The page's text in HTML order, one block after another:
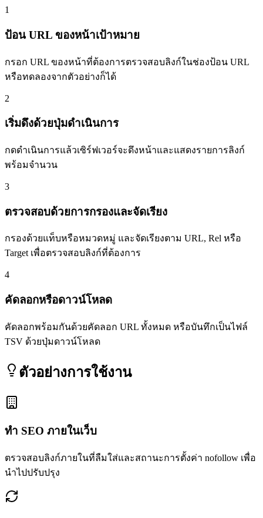
1
ป้อน URL ของหน้าเป้าหมาย
กรอก URL ของหน้าที่ต้องการตรวจสอบลิงก์ในช่องป้อน URL
หรือทดลองจากตัวอย่างก็ได้
2
เริ่มดึงด้วยปุ่มดำเนินการ
กดดำเนินการแล้วเซิร์ฟเวอร์จะดึงหน้าและแสดงรายการลิงก์
พร้อมจำนวน
3
ตรวจสอบด้วยการกรองและจัดเรียง
กรองด้วยแท็บหรือหมวดหมู่ และจัดเรียงตาม URL, Rel หรือ
Target เพื่อตรวจสอบลิงก์ที่ต้องการ
4
คัดลอกหรือดาวน์โหลด
คัดลอกพร้อมกันด้วยคัดลอก URL ทั้งหมด หรือบันทึกเป็นไฟล์
TSV ด้วยปุ่มดาวน์โหลด
ตัวอย่างการใช้งาน
ทำ SEO ภายในเว็บ
ตรวจสอบลิงก์ภายในที่ลืมใส่และสถานะการตั้งค่า nofollow เพื่อ
นำไปปรับปรุง